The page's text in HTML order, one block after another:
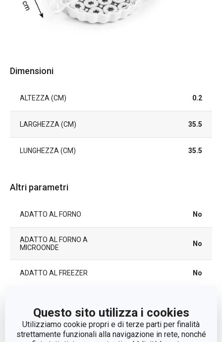
Questo sito utilizza i cookies
Utilizziamo cookie propri e di terze parti per finalità
strettamente funzionali alla navigazione in rete, nonché
Dimensioni
ALTEZZA (CM) 0.2
LARGHEZZA (CM) 35.5
LUNGHEZZA (CM) 35.5
Altri parametri
ADATTO AL FORNO No
ADATTO AL FORNO A
MICROONDE
No
ADATTO AL FREEZER No
CATEGORIA
conservazione degli
alimenti